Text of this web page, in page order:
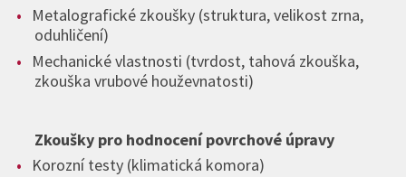
Metalografické zkoušky (struktura, velikost zrna,
oduhličení)
Mechanické vlastnosti (tvrdost, tahová zkouška,
zkouška vrubové houževnatosti)
Zkoušky pro hodnocení povrchové úpravy
Korozní testy (klimatická komora)